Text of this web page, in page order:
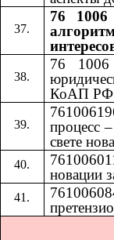
76
76 1006
КоАП РФ
процесс
свете
новации